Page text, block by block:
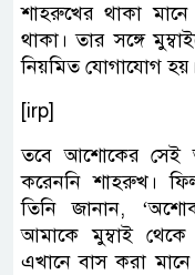
শাহরুখের থাকা
থাকা। তার সঙ্গে
নিয়মিত যোগাযোগ হয়।
[irp]
তবে আশোকের সেই
করেননি শাহরুখ।
তিনি জানান,
আমাকে মুম্বাই
এখানে বাস করা